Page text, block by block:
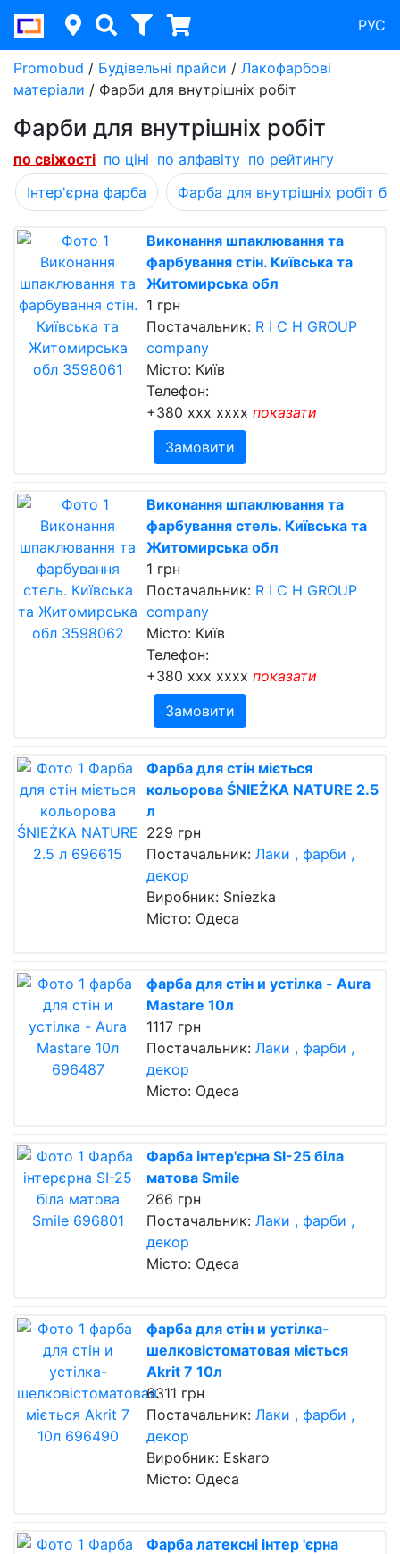
РУС
Promobud / Будівельні прайси / Лакофарбові
матеріали / Фарби для внутрішніх робіт
Фарби для внутрішніх робіт
по свіжості по ціні по алфавіту по рейтингу
Інтер'єрна фарба
Фарба для внутрішніх робіт
Виконання шпаклювання та
фарбування стін. Київська та
Житомирська обл
1 грн
Постачальник: R I C H GROUP
company
Місто: Київ
Телефон:
+380 xxx xxxx показати
Замовити
Виконання шпаклювання та
фарбування стель. Київська та
Житомирська обл
1 грн
Постачальник: R I C H GROUP
company
Місто: Київ
Телефон:
+380 xxx xxxx показати
Замовити
Фарба для стін міється
кольорова ŚNIEŻKA NATURE 2.5
л
229 грн
Постачальник: Лаки , фарби ,
декор
Виробник: Sniezka
Місто: Одеса
фарба для стін и устілка - Aura
Mastare 10л
1117 грн
Постачальник: Лаки , фарби ,
декор
Місто: Одеса
Фарба інтер'єрна SI-25 біла
матова Smile
266 грн
Постачальник: Лаки , фарби ,
декор
Місто: Одеса
фарба для стін и устілка-
шелковістоматовая міється
Akrit 7 10л
6311 грн
Постачальник: Лаки , фарби ,
декор
Виробник: Eskaro
Місто: Одеса
Фарба латексні інтер 'єрна